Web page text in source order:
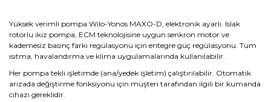
Yüksek verimli pompa Wilo-Yonos MAXO-D, elektronik ayarlı. Islak
rotorlu ikiz pompa, ECM teknolojisine uygun senkron motor ve
kademesiz basınç farkı regülasyonu için entegre güç regülasyonu. Tüm
ısıtma, havalandırma ve klima uygulamalarında kullanılabilir.
Her pompa tekli işletimde (ana/yedek işletim) çalıştırılabilir. Otomatik
arızada değiştirme fonksiyonu için müşteri tarafından ilgili bir kumanda
cihazı gereklidir.